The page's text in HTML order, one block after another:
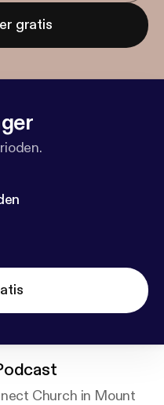
gratis
Church in Mount